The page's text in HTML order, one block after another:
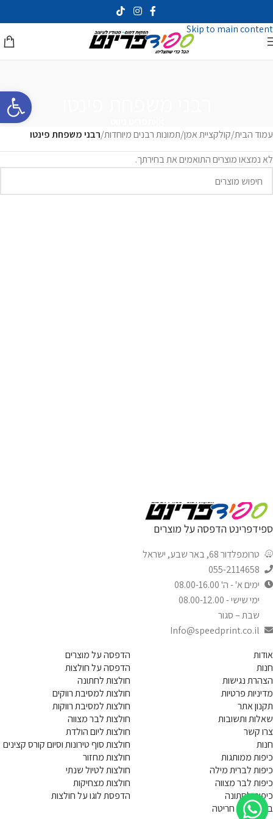
פתח
Skip to main content
עמוד הבית/קולקציית אמן/תמונות רבנים מיוחדות/רבני משפחת פינטו
לא נמצאו מוצרים התואמים את בחירתך.
ספידפרינט הדפסה על מוצרים
טרומפלדור 68, באר שבע, ישראל
055-2114658
ימים א' - ה' 08.00-16.00
ימי שישי - 08.00-12.00
שבת – סגור
Info@speedprint.co.il
אודות
חנות
הצהרת נגישות
מדיניות פרטיות
תקנון אתר
שאלות ותשובות
צרו קשר
חנות
כיפות ממותגות
כיפות לברית מילה
כיפות לבר מצווה
כיפות לחתונה
בוצרים עם חריטה
הדפסה על מוצרים
הדפסה על חולצות
חולצות לחתונה
חולצות למסיבת רווקים
חולצות למסיבת רווקות
חולצות לבר מצווה
חולצות ליום הולדת
חולצות סוף טירונות וסיום קורס קצינים
חולצות מחזור
חולצות לטיול שנתי
חולצות מצחיקות
הדפסת לוגו על חולצות